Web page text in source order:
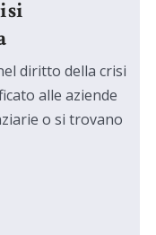
diritto della crisi
alle aziende
o si trovano